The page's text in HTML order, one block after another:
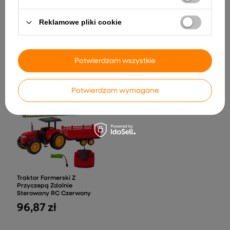
Lekki Wózek Transportowy
Aluminiowy 70kg
100,52 zł
Mercedes AMG GT R Pilot
Traktor Farmerski Z
Przyczepą Zdalnie
Sterowany RC Czerwony
96,87 zł
Reklamowe pliki cookie
Potwierdzam wymagane
Potwierdzam wszystkie